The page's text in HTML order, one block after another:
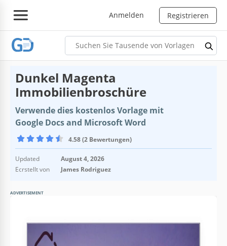
Anmelden Registrieren
Dunkel Magenta
Immobilienbroschüre
Verwende dies kostenlos Vorlage mit
Google Docs and Microsoft Word
4.58 (2 Bewertungen)
Updated
August 4, 2026
Ecrstellt von
James Rodriguez
ADVERTISEMENT